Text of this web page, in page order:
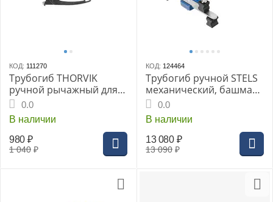
КОД: 111270
Трубогиб THORVIK
ручной рычажный для
трубок диаметром 3-6
мм
0.0
В наличии
1 040 ₽
980 ₽
КОД: 124464
Трубогиб ручной STELS
механический, башмаки
1/4"-7/8", в пласт. кейсе
0.0
В наличии
13 090 ₽
13 080 ₽